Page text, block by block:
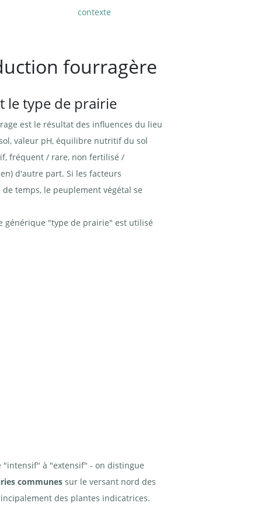
contexte
fourragère
le type de prairie
est le résultat des influences du lieu
valeur pH, équilibre nutritif du sol
fréquent / rare, non fertilisé /
d'autre part. Si les facteurs
temps, le peuplement végétal se
générique "type de prairie" est utilisé
"intensif" à "extensif" - on distingue
communes sur le versant nord des
des plantes indicatrices.